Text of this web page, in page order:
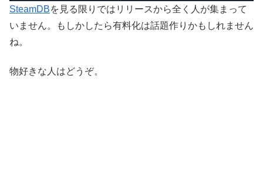
SteamDBを見る限りではリリースから全く人が集まって
いません。もしかしたら有料化は話題作りかもしれません
ね。
物好きな人はどうぞ。